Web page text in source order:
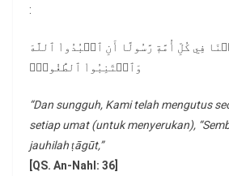
:
فِي كُلِّ أُمَّةٖ رَّسُولًا أَنِ ٱعۡبُدُواْ ٱللَّهَ
وَٱجۡتَنِبُواْ ٱلطَّٰغُوتَۖ
“Dan sungguh, Kami telah mengutus
setiap umat (untuk menyerukan),
jauhilah ṭāgūt,”
[QS. An-Nahl: 36]